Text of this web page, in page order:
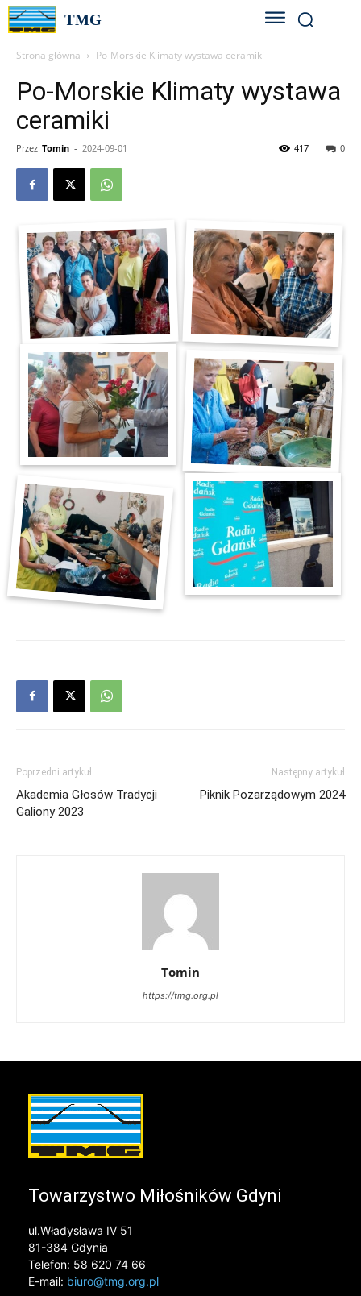
TMG
Strona główna Po-Morskie Klimaty wystawa ceramiki
Po-Morskie Klimaty wystawa
ceramiki
Przez Tomin - 2024-09-01 0
417
Poprzedni artykuł
Akademia Głosów Tradycji
Galiony 2023
Następny artykuł
Piknik Pozarządowym 2024
Tomin
https://tmg.org.pl
Towarzystwo Miłośników Gdyni
ul.Władysława IV 51
81-384 Gdynia
Telefon: 58 620 74 66
E-mail: biuro@tmg.org.pl